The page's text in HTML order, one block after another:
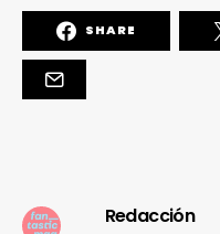
SHARE
Redacción